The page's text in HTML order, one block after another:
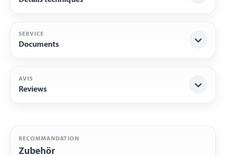
SERVICE
Documents
AVIS
Reviews
RECOMMANDATION
Zubehör